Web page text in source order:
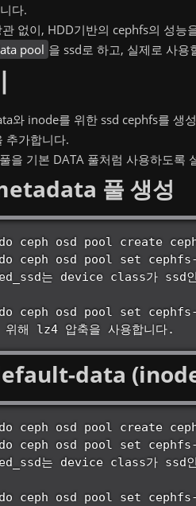
다.
없이, HDD기반의 cephfs의 성능
pool 을 ssd로 하고, 실제로 사용
와 inode를 위한 ssd cephfs를 생
추가합니다.
을 기본 DATA 풀처럼 사용하도록
풀 생성
는 device class가 ssd인
해 lz4 압축을 사용합니다.
data (inode
는 device class가 ssd인